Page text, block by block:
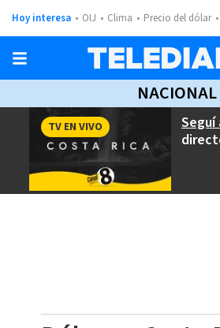
Hoy interesa OIJ Clima Precio del dólar
NACIONAL
Seguí
TV EN VIVO